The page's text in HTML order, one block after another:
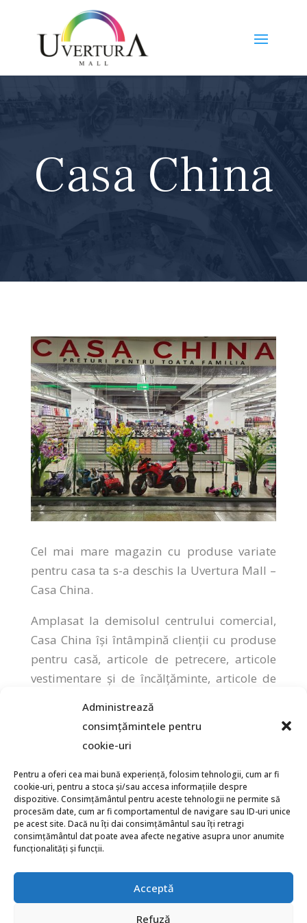
Administrează
consimțămintele pentru
cookie-uri
Pentru a oferi cea mai bună experiență, folosim tehnologii, cum ar fi
cookie-uri, pentru a stoca și/sau accesa informațiile despre
dispozitive. Consimțământul pentru aceste tehnologii ne permite să
procesăm date, cum ar fi comportamentul de navigare sau ID-uri unice
pe acest site. Dacă nu îți dai consimțământul sau îți retragi
consimțământul dat poate avea afecte negative asupra unor anumite
funcționalități și funcții.
Acceptă
Refuză
Casa China
Cel mai mare magazin cu produse variate
pentru casa ta s-a deschis la Uvertura Mall –
Casa China.
Amplasat la demisolul centrului comercial,
Casa China își întâmpină clienții cu produse
pentru casă, articole de petrecere, articole
vestimentare și de încălțăminte, articole de